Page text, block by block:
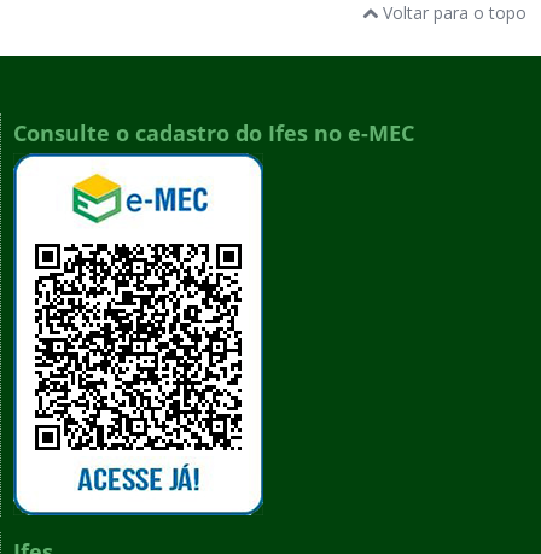
Voltar para o topo
Consulte o cadastro do Ifes no e-MEC